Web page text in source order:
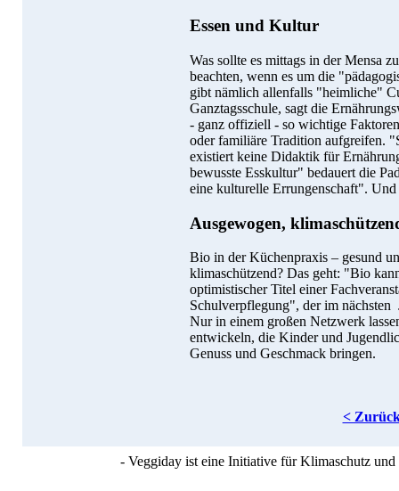
Essen und Kultur
Was sollte es mittags in der Mensa
beachten, wenn es um die
gibt nämlich allenfalls "heimliche"
Ganztagsschule, sagt die
- ganz offiziell - so wichtige
oder familiäre Tradition aufgreifen.
existiert keine Didaktik für
bewusste Esskultur" bedauert die
eine kulturelle Errungenschaft".
Ausgewogen,
Bio in der Küchenpraxis – gesund
klimaschützend? Das geht: "Bio
optimistischer Titel einer
Schulverpflegung", der im
Nur in einem großen Netzwerk
entwickeln, die Kinder und
Genuss und Geschmack bringen.
<
- Veggiday ist eine Initiative für Klimaschutz